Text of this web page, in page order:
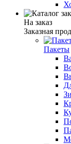
На заказ
Заказная
Пакеты